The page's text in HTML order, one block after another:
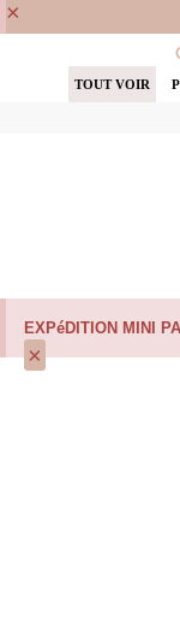
×
TOUT VOIR
EXPéDITION MINI
×